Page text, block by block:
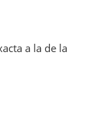
a la de la